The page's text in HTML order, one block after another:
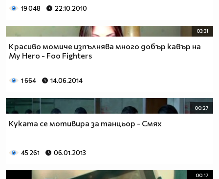
19 048 22.10.2010
03:31
Красиво момиче изпълнява много добър кавър на
My Hero - Foo Fighters
1 664 14.06.2014
00:27
Куката се мотивира за танцьор - Смях
45 261 06.01.2013
00:17